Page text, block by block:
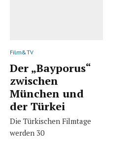
Film&TV
Der „Bayporus“
zwischen
München und
der Türkei
Die Türkischen Filmtage
werden 30